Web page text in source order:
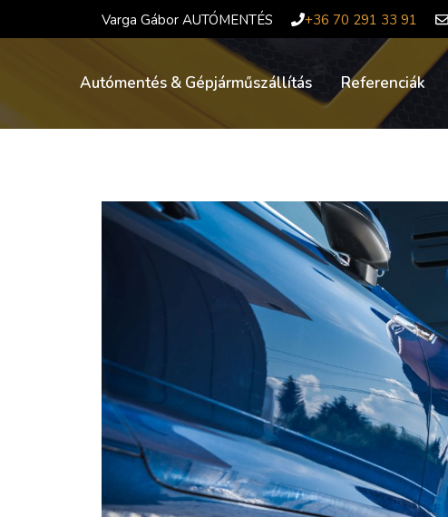
a
Varga Gábor AUTÓMENTÉS +36 70 291 33 91
Autómentés & Gépjárműszállítás Referenciák